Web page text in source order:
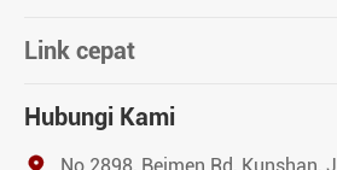
Link cepat
Hubungi Kami